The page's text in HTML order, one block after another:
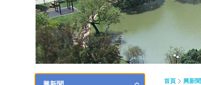
首頁 興新聞